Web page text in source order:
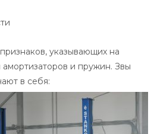
указывающих на
и пружин. Звы
в себя: